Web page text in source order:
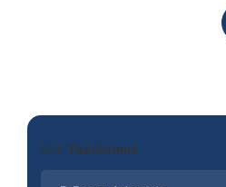
Son Yazılarımız